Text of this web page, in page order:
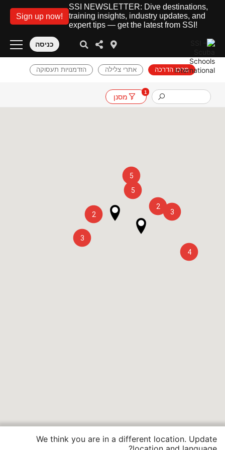
SSI NEWSLETTER: Dive destinations,
training insights, industry updates, and
expert tips — get the latest from SSI!
Sign up now!
כניסה
מרכז הדרכה אתרי צלילה הזדמנויות תעסוקה
מסנן
1
5
5
2
3
2
3
4
We think you are in a different location. Update